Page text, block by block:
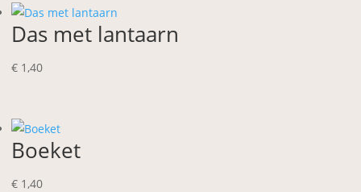
Das met lantaarn
€ 1,40
Boeket
€ 1,40